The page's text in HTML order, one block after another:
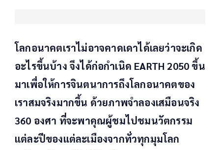
โลกอนาคตเราไม่อาจคาดเดาได้เลยว่าจะเกิด
อะไรขึ้นบ้าง จึงได้ก่อกำเนิด EARTH 2050 ขึ้น
มาเพื่อให้การจินตนาการถึงโลกอนาคตของ
เราสมจริงมากขึ้น ด้วยภาพจำลองเสมือนจริง
360 องศา ที่จะพาคุณผู้ชมไปชมนวัตกรรม
แต่ละปีของแต่ละเมืองจากทั่วทุกมุมโลก